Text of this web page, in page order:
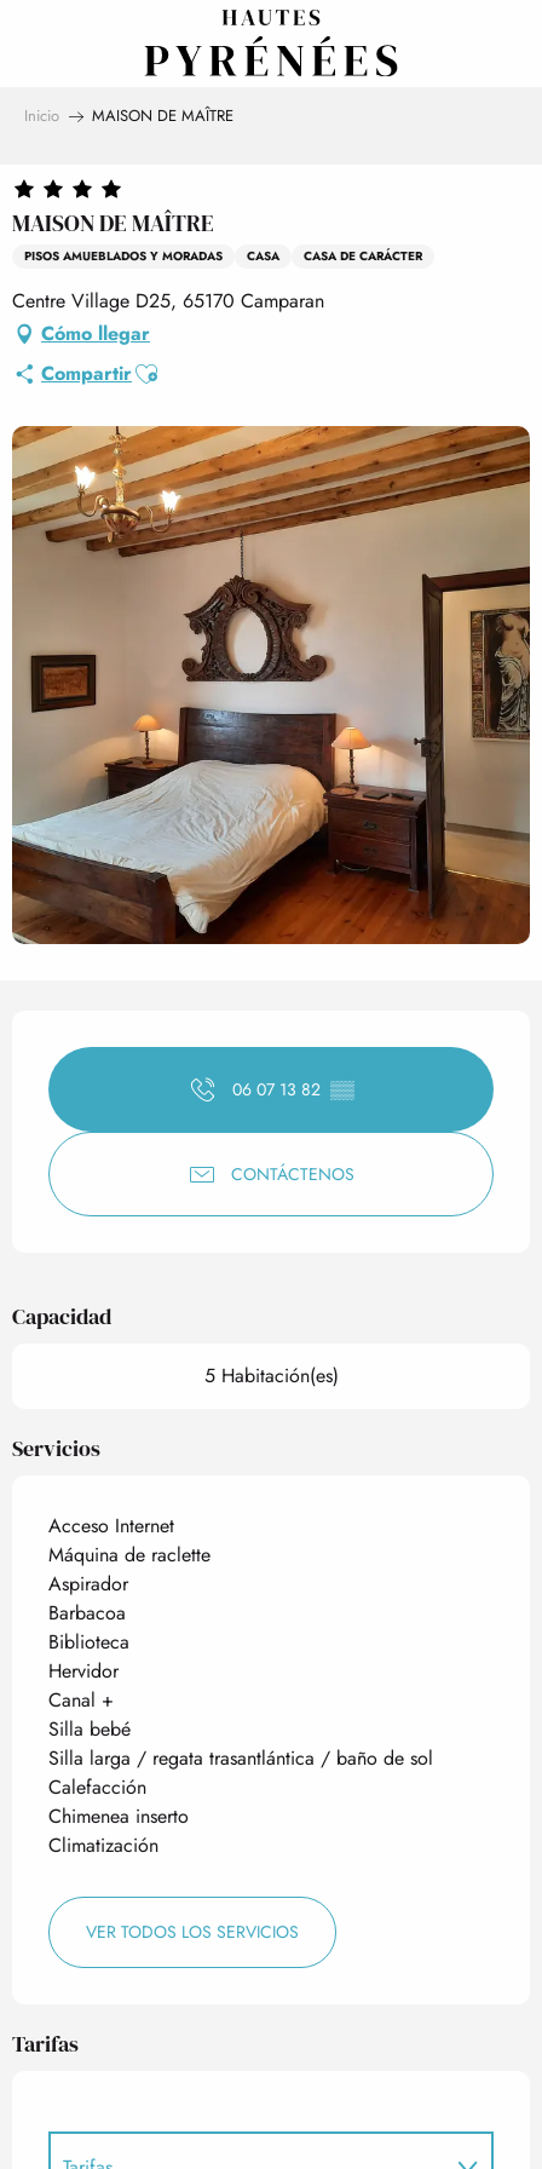
Inicio MAISON DE MAÎTRE
MAISON DE MAÎTRE
PISOS AMUEBLADOS Y MORADAS CASA CASA DE CARÁCTER
Centre Village D25, 65170 Camparan
Cómo llegar
CompartirAjouter aux favoris
Horarios y datos de
06 07 13 82 ▒▒
CONTÁCTENOS
Capacidad
5 Habitación(es)
Servicios
Acceso Internet
Máquina de raclette
Aspirador
Barbacoa
Biblioteca
Hervidor
Canal +
Silla bebé
Silla larga / regata trasantlántica / baño de sol
Calefacción
Chimenea inserto
Climatización
VER TODOS LOS SERVICIOS
Tarifas